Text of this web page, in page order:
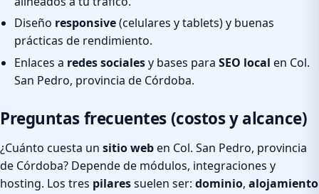
Diseño responsive(celulares y tablets) y buenas
prácticas de rendimiento.
Enlaces a redes socialesy bases para SEO local en Col.
San Pedro, provincia de Córdoba.
Preguntas frecuentes (costos y alcance)
¿Cuánto cuesta un sitio weben Col. San Pedro, provincia
de Córdoba? Depende de módulos, integraciones y
hosting. Los tres pilaressuelen ser: dominio, alojamiento